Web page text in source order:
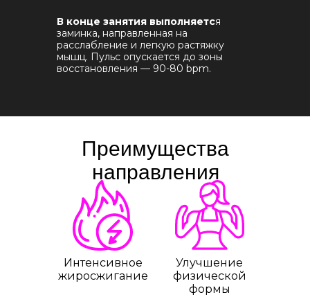
В конце занятия выполняется
заминка, направленная на
расслабление и легкую растяжку
мышц. Пульс опускается до зоны
восстановления — 90-80 bpm.
Интенсивное
жиросжигание
Улучшение
физической
формы
Преимущества
направления